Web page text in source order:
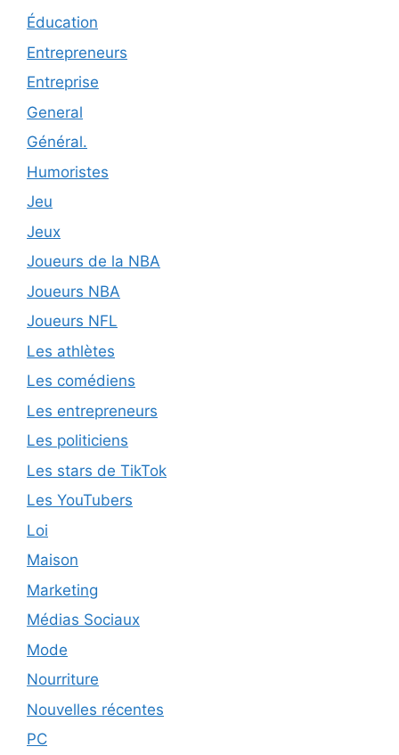
Éducation
Entrepreneurs
Entreprise
General
Général.
Humoristes
Jeu
Jeux
Joueurs de la NBA
Joueurs NBA
Joueurs NFL
Les athlètes
Les comédiens
Les entrepreneurs
Les politiciens
Les stars de TikTok
Les YouTubers
Loi
Maison
Marketing
Médias Sociaux
Mode
Nourriture
Nouvelles récentes
PC